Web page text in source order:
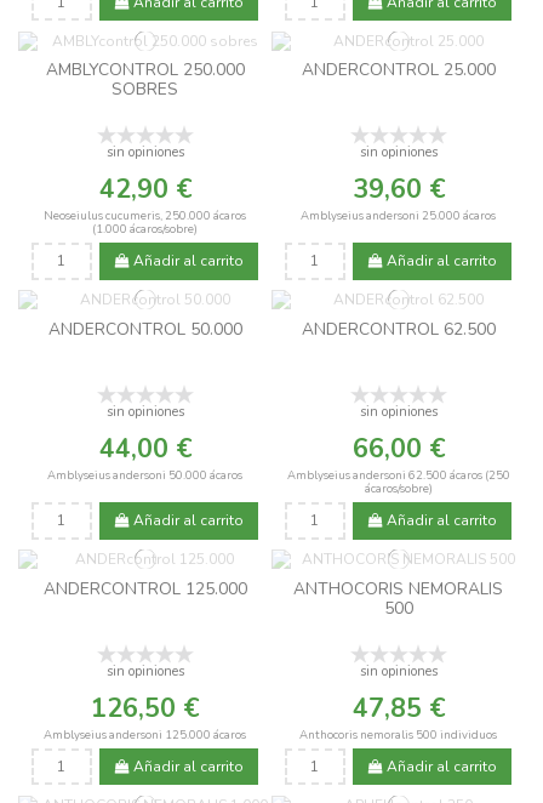
AMBLYCONTROL 250.000
SOBRES
sin opiniones
42,90 €
Neoseiulus cucumeris, 250.000 ácaros
(1.000 ácaros/sobre)
Añadir al carrito
ANDERCONTROL 25.000
sin opiniones
39,60 €
Amblyseius andersoni 25.000 ácaros
Añadir al carrito
ANDERCONTROL 50.000
sin opiniones
44,00 €
Amblyseius andersoni 50.000 ácaros
Añadir al carrito
ANDERCONTROL 62.500
sin opiniones
66,00 €
Amblyseius andersoni 62.500 ácaros (250
ácaros/sobre)
Añadir al carrito
ANDERCONTROL 125.000
sin opiniones
126,50 €
Amblyseius andersoni 125.000 ácaros
Añadir al carrito
ANTHOCORIS NEMORALIS
500
sin opiniones
47,85 €
Anthocoris nemoralis 500 individuos
Añadir al carrito